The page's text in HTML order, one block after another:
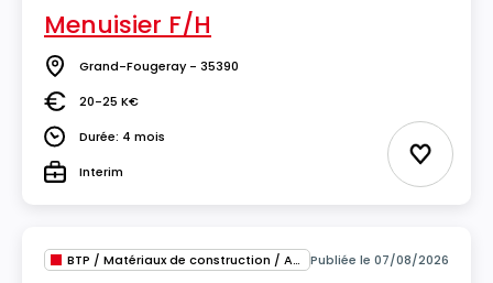
Menuisier F/H
Lieu Grand-Fougeray - 35390
Salaire20-25 K€
DuréeDurée: 4 mois
TypeInterim Ajouter
BTP / Matériaux de construction / Architecture Publiée le 07/08/2026